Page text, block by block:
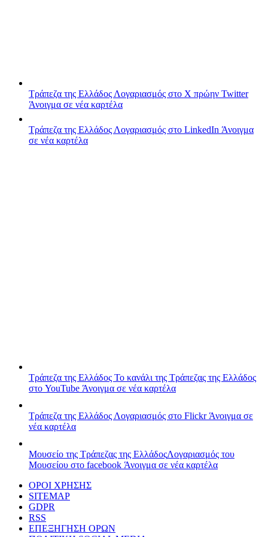
Τράπεζα της Ελλάδος Λογαριασμός στο X πρώην Twitter
Άνοιγμα σε νέα καρτέλα
Τράπεζα της Ελλάδος Λογαριασμός στο LinkedIn Άνοιγμα
σε νέα καρτέλα
Τράπεζα της Ελλάδος Το κανάλι της Τράπεζας της Ελλάδος
στο YouTube Άνοιγμα σε νέα καρτέλα
Τράπεζα της Ελλάδος Λογαριασμός στο FlickrΆνοιγμα σε
νέα καρτέλα
Μουσείο της Τράπεζας της ΕλλάδοςΛογαριασμός του
Μουσείου στο facebook Άνοιγμα σε νέα καρτέλα
ΟΡΟΙ ΧΡΗΣΗΣ
SITEMAP
GDPR
RSS
ΕΠΕΞΗΓΗΣΗ ΟΡΩΝ